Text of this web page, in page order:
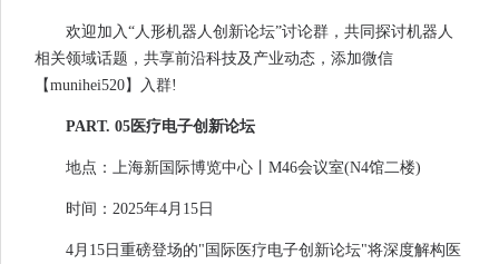
欢迎加入“人形机器人创新论坛”讨论群，共同探讨机器人
相关领域话题，共享前沿科技及产业动态，添加微信
【munihei520】入群!
PART. 05医疗电子创新论坛
地点：上海新国际博览中心丨M46会议室(N4馆二楼)
时间：2025年4月15日
4月15日重磅登场的"国际医疗电子创新论坛"将深度解构医